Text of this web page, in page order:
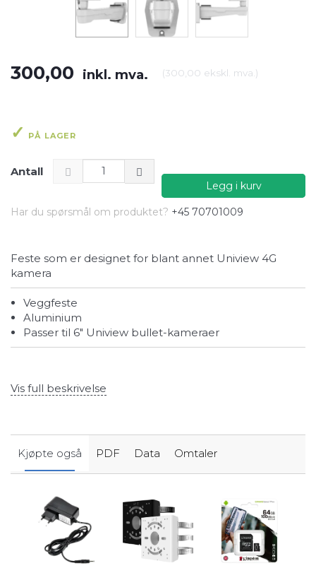
300,00 inkl. mva. (300,00 ekskl. mva. )
PÅ LAGER
Antall
Legg i kurv
Har du spørsmål om produktet? +45 70701009
Feste som er designet for blant annet Uniview 4G
kamera
Veggfeste
Aluminium
Passer til 6″ Uniview bullet-kameraer
Vis full beskrivelse
Kjøpte også PDF Data Omtaler